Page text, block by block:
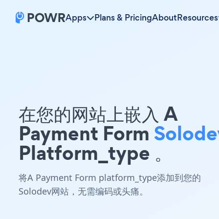
Apps Plans & PricingAboutResources
在您的网站上嵌入 A
Payment Form
Platform_type 。
将A Payment Form platform_type添加到您的
Solodev网站，无需编码或头痛。